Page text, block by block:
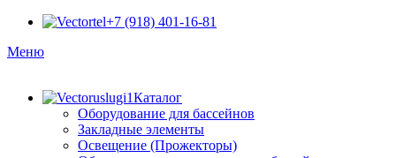
+7 (918) 401-16-81
Меню
Каталог
Оборудование для бассейнов
Закладные элементы
Освещение (Прожекторы)